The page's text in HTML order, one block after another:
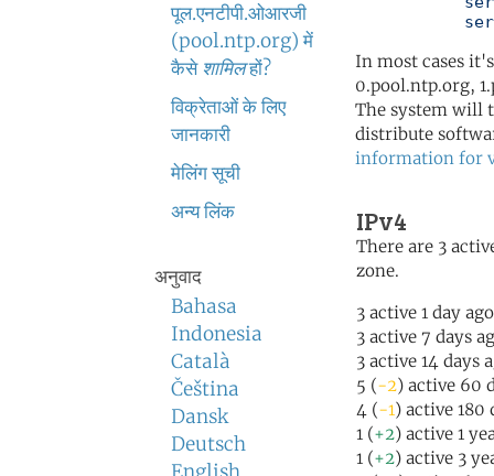
पूल.एनटीपी.ओआरजी
(pool.ntp.org) में
कैसे शामिलहों?
विक्रेताओं के लिए
जानकारी
मेलिंग सूची
अन्य लिंक
अनुवाद
Bahasa
Indonesia
Català
Čeština
Dansk
Deutsch
In most cases
0.pool.ntp.org,
The system will
distribute
information for
IPv4
There are 3
zone.
3 active 1 day ago
3 active 7 days
3 active 14 days
5 (-2) active 60
4 (-1) active 180
1 (+2) active 1
1 (+2) active 3